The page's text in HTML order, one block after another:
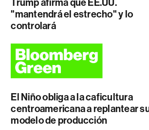
Trump afirma que EE.UU.
"mantendrá el estrecho" y lo
controlará
El Niño obliga a la caficultura
centroamericana a replantear
modelo de producción